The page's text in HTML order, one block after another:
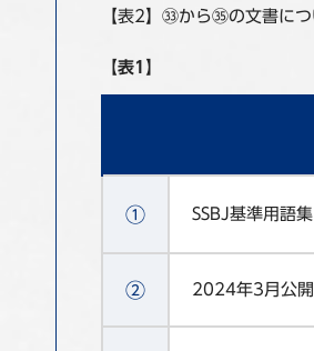
【表2】㉝から㉟の文書につ
【表1】
① SSBJ基準用語集
② 2024年3月公